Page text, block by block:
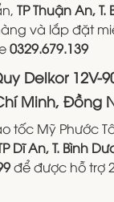
TP Thuận An,
và lắp đặt
0329.679.139
Delkor 12V-
Minh, Đồng
tốc Mỹ Phước
Dĩ An, T. Bình
để được hỗ trợ